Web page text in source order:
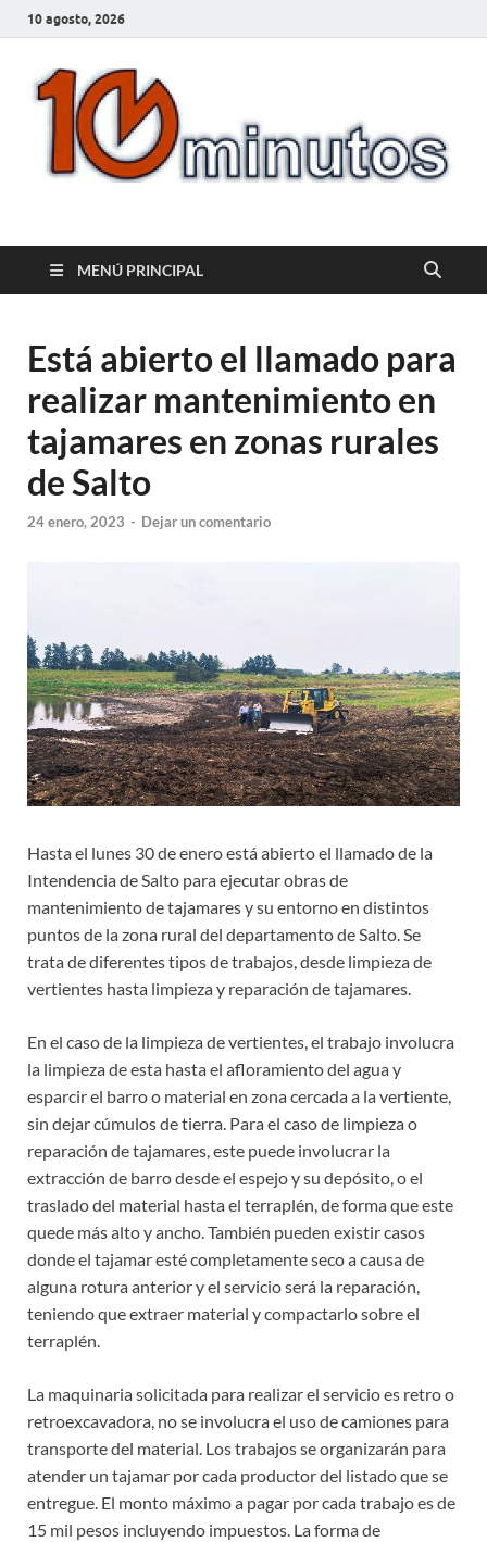
10 agosto, 2026
10minutos.com.uy
MENÚ PRINCIPAL
Está abierto el llamado para
realizar mantenimiento en
tajamares en zonas rurales
de Salto
24 enero, 2023 - Dejar un comentario
Hasta el lunes 30 de enero está abierto el llamado de la
Intendencia de Salto para ejecutar obras de
mantenimiento de tajamares y su entorno en distintos
puntos de la zona rural del departamento de Salto. Se
trata de diferentes tipos de trabajos, desde limpieza de
vertientes hasta limpieza y reparación de tajamares.
En el caso de la limpieza de vertientes, el trabajo involucra
la limpieza de esta hasta el afloramiento del agua y
esparcir el barro o material en zona cercada a la vertiente,
sin dejar cúmulos de tierra. Para el caso de limpieza o
reparación de tajamares, este puede involucrar la
extracción de barro desde el espejo y su depósito, o el
traslado del material hasta el terraplén, de forma que este
quede más alto y ancho. También pueden existir casos
donde el tajamar esté completamente seco a causa de
alguna rotura anterior y el servicio será la reparación,
teniendo que extraer material y compactarlo sobre el
terraplén.
La maquinaria solicitada para realizar el servicio es retro o
retroexcavadora, no se involucra el uso de camiones para
transporte del material. Los trabajos se organizarán para
atender un tajamar por cada productor del listado que se
entregue. El monto máximo a pagar por cada trabajo es de
15 mil pesos incluyendo impuestos. La forma de